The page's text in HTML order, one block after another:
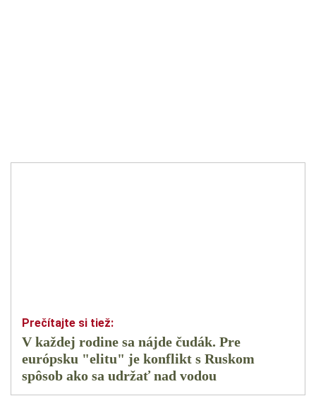
V každej rodine sa nájde čudák. Pre
európsku "elitu" je konflikt s Ruskom
spôsob ako sa udržať nad vodou